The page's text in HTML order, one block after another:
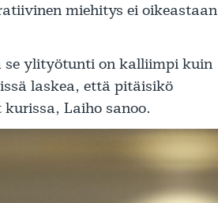
miehitys ei oikeastaan
se ylityötunti on kalliimpi kuin
laskea, että pitäisikö
Laiho sanoo.